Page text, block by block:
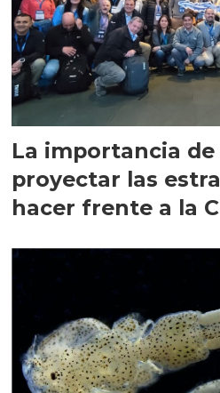
La importancia
proyectar las
hacer frente a la